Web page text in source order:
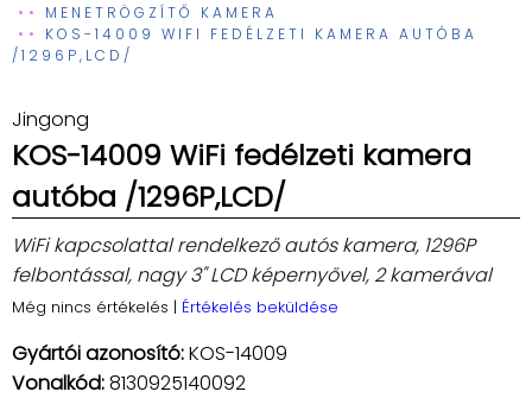
MENETRÖGZÍTŐ KAMERA
KOS-14009 WIFI FEDÉLZETI KAMERA AUTÓBA
/1296P,LCD/
Jingong
KOS-14009 WiFi fedélzeti kamera
autóba /1296P,LCD/
WiFi kapcsolattal rendelkező autós kamera, 1296P
felbontással, nagy 3" LCD képernyővel, 2 kamerával
Még nincs értékelés | Értékelés beküldése
Gyártói azonosító:KOS-14009
Vonalkód:8130925140092